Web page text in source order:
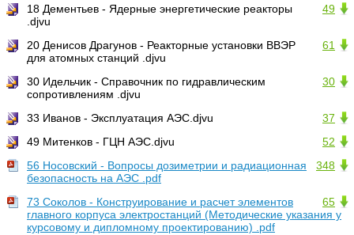
49
18 Дементьев - Ядерные энергетические реакторы
.djvu
61
20 Денисов Драгунов - Реакторные установки ВВЭР
для атомных станций .djvu
30
30 Идельчик - Справочник по гидравлическим
сопротивлениям .djvu
37
33 Иванов - Эксплуатация АЭС.djvu
52
49 Митенков - ГЦН АЭС.djvu
348
56 Носовский - Вопросы дозиметрии и радиационная
безопасность на АЭС .pdf
65
73 Соколов - Конструирование и расчет элементов
главного корпуса электростанций (Методические указания у
курсовому и дипломному проектированию) .pdf